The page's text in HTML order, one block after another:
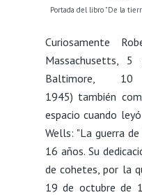
Portada del libro "De la
Curiosamente
Massachusetts,
Baltimore,
1945) también
espacio cuando
Wells: "La guerra
16 años. Su
de cohetes, por la
19 de octubre de